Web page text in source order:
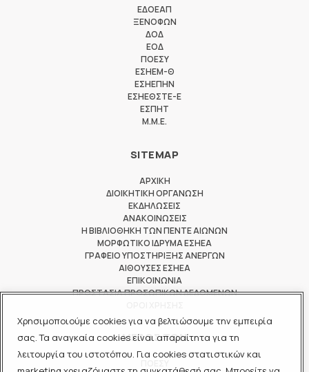
Χρησιμοποιούμε cookies για να βελτιώσουμε την εμπειρία
σας. Τα αναγκαία cookies είναι απαραίτητα για τη
λειτουργία του ιστοτόπου. Για cookies στατιστικών και
ΕΔΟΕΑΠ
ΞΕΝΟΦΩΝ
ΔΟΔ
ΕΟΔ
ΠΟΕΣΥ
ΕΣΗΕΜ-Θ
ΕΣΗΕΠΗΝ
ΕΣΗΕΘΣΤΕ-Ε
ΕΣΠΗΤ
M.M.E.
SITEMAP
ΑΡΧΙΚΗ
ΔΙΟΙΚΗΤΙΚΗ ΟΡΓΑΝΩΣΗ
ΕΚΔΗΛΩΣΕΙΣ
ΑΝΑΚΟΙΝΩΣΕΙΣ
Η ΒΙΒΛΙΟΘΗΚΗ ΤΩΝ ΠΕΝΤΕ ΑΙΩΝΩΝ
ΜΟΡΦΩΤΙΚΟ ΙΔΡΥΜΑ ΕΣΗΕΑ
ΓΡΑΦΕΙΟ ΥΠΟΣΤΗΡΙΞΗΣ ΑΝΕΡΓΩΝ
ΑΙΘΟΥΣΕΣ ΕΣΗΕΑ
ΕΠΙΚΟΙΝΩΝΙΑ
ΠΡΟΣΤΑΣΙΑ ΠΡΟΣΩΠΙΚΩΝ ΔΕΔΟΜΕΝΩΝ
ΜΕΛΟΣ ΤΩΝ